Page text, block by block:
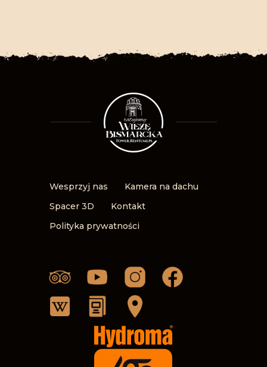
Wesprzyj nas
Kamera na dachu
Spacer 3D
Kontakt
Polityka prywatności